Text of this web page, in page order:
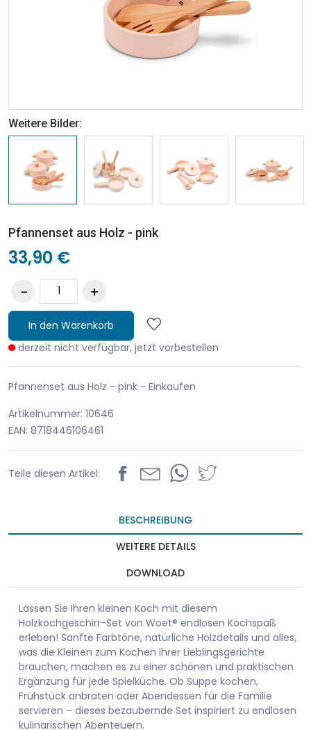
Weitere Bilder:
Pfannenset aus Holz - pink
33,90 €
In den Warenkorb
derzeit nicht verfügbar, jetzt vorbestellen
Pfannenset aus Holz - pink - Einkaufen
Artikelnummer: 10646
EAN: 8718446106461
Teile diesen Artikel:
BESCHREIBUNG
WEITERE DETAILS
DOWNLOAD
Lassen Sie Ihren kleinen Koch mit diesem
Holzkochgeschirr-Set von Woet® endlosen Kochspaß
erleben! Sanfte Farbtöne, natürliche Holzdetails und alles,
was die Kleinen zum Kochen ihrer Lieblingsgerichte
brauchen, machen es zu einer schönen und praktischen
Ergänzung für jede Spielküche. Ob Suppe kochen,
Frühstück anbraten oder Abendessen für die Familie
servieren – dieses bezaubernde Set inspiriert zu endlosen
kulinarischen Abenteuern.